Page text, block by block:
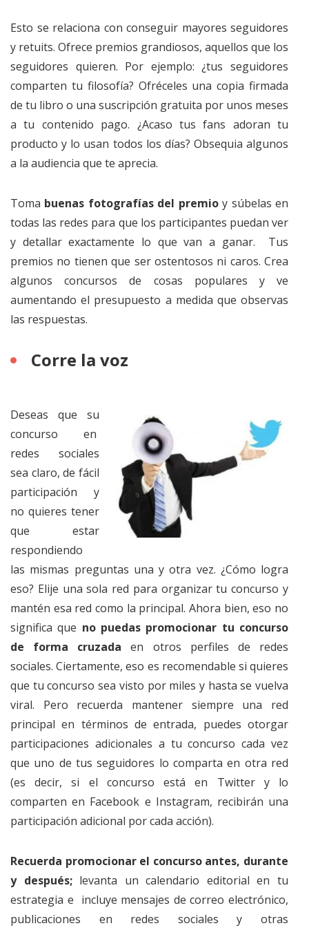
Esto se relaciona con conseguir mayores seguidores
y retuits. Ofrece premios grandiosos, aquellos que los
seguidores quieren. Por ejemplo: ¿tus seguidores
comparten tu filosofía? Ofréceles una copia firmada
de tu libro o una suscripción gratuita por unos meses
a tu contenido pago. ¿Acaso tus fans adoran tu
producto y lo usan todos los días? Obsequia algunos
a la audiencia que te aprecia.
Toma buenas fotografías del premioy súbelas en
todas las redes para que los participantes puedan ver
y detallar exactamente lo que van a ganar. Tus
premios no tienen que ser ostentosos ni caros. Crea
algunos concursos de cosas populares y ve
aumentando el presupuesto a medida que observas
las respuestas.
Corre la voz
Deseas que su
concurso en
redes sociales
sea claro, de fácil
participación y
no quieres tener
que estar
respondiendo
las mismas preguntas una y otra vez. ¿Cómo logra
eso? Elije una sola red para organizar tu concurso y
mantén esa red como la principal. Ahora bien, eso no
significa que no puedas promocionar tu concurso
de forma cruzada en otros perfiles de redes
sociales. Ciertamente, eso es recomendable si quieres
que tu concurso sea visto por miles y hasta se vuelva
viral. Pero recuerda mantener siempre una red
principal en términos de entrada, puedes otorgar
participaciones adicionales a tu concurso cada vez
que uno de tus seguidores lo comparta en otra red
(es decir, si el concurso está en Twitter y lo
comparten en Facebook e Instagram, recibirán una
participación adicional por cada acción).
Recuerda promocionar el concurso antes, durante
y después; levanta un calendario editorial en tu
estrategia e incluye mensajes de correo electrónico,
publicaciones en redes sociales y otras